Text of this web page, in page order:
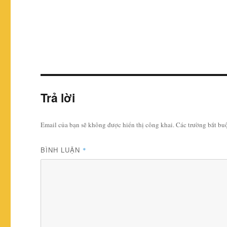
Trả lời
Email của bạn sẽ không được hiển thị công khai.Các trường bắt
BÌNH LUẬN *